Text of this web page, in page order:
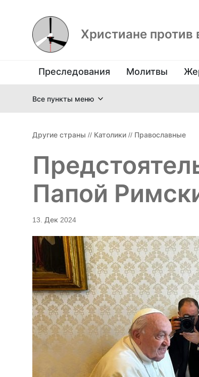
Христиане против
Преследования Молитвы
Все пункты меню
Другие страны // Католики // Православные
Папой
13. Дек 2024